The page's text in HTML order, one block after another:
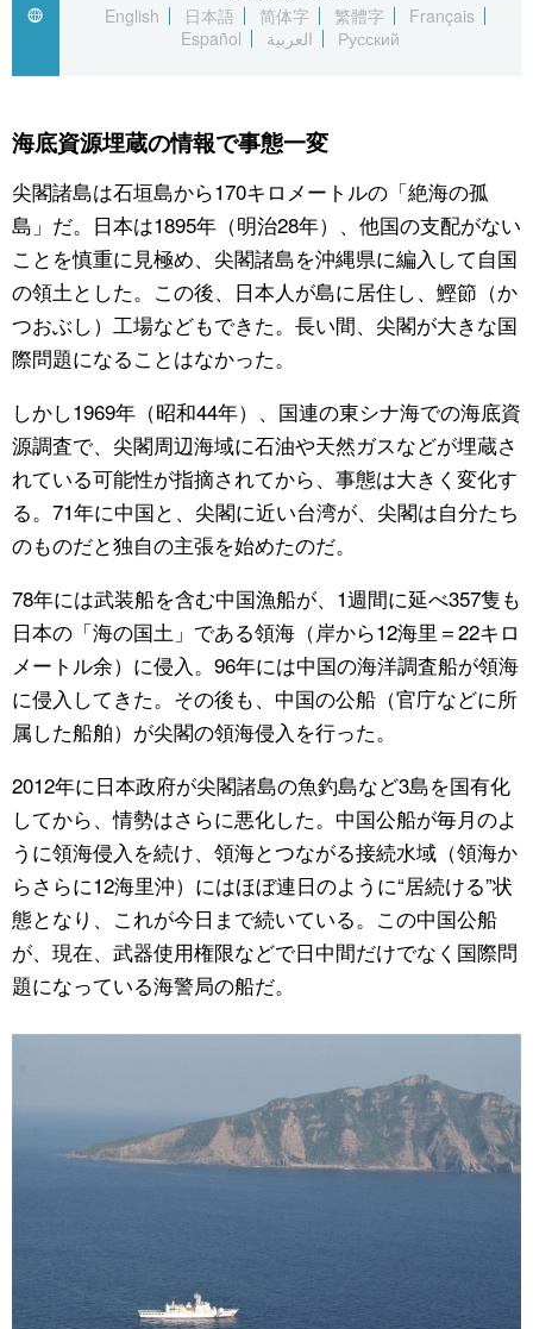
お知らせ
English
日本語 简体字 繁體字
Français
Español
العربية Русский
海底資源埋蔵の情報で事態一変
尖閣諸島は石垣島から170キロメートルの「絶海の孤
島」だ。日本は1895年（明治28年）、他国の支配がない
ことを慎重に見極め、尖閣諸島を沖縄県に編入して自国
の領土とした。この後、日本人が島に居住し、鰹節（か
つおぶし）工場などもできた。長い間、尖閣が大きな国
際問題になることはなかった。
しかし1969年（昭和44年）、国連の東シナ海での海底資
源調査で、尖閣周辺海域に石油や天然ガスなどが埋蔵さ
れている可能性が指摘されてから、事態は大きく変化す
る。71年に中国と、尖閣に近い台湾が、尖閣は自分たち
のものだと独自の主張を始めたのだ。
78年には武装船を含む中国漁船が、1週間に延べ357隻も
日本の「海の国土」である領海（岸から12海里＝22キロ
メートル余）に侵入。96年には中国の海洋調査船が領海
に侵入してきた。その後も、中国の公船（官庁などに所
属した船舶）が尖閣の領海侵入を行った。
2012年に日本政府が尖閣諸島の魚釣島など3島を国有化
してから、情勢はさらに悪化した。中国公船が毎月のよ
うに領海侵入を続け、領海とつながる接続水域（領海か
らさらに12海里沖）にはほぼ連日のように“居続ける”状
態となり、これが今日まで続いている。この中国公船
が、現在、武器使用権限などで日中間だけでなく国際問
題になっている海警局の船だ。